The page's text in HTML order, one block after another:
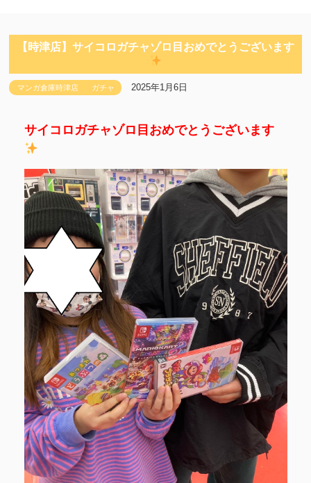
【時津店】サイコロガチャゾロ目おめでとうございます
マンガ倉庫時津店 ガチャ 2025年1月6日
サイコロガチャゾロ目おめでとうございます